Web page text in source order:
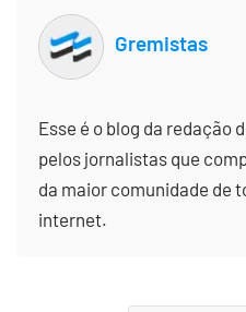
Gremistas
Esse é o blog da redação
pelos jornalistas que
da maior comunidade de
internet.